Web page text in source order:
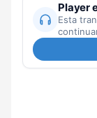
Player
Esta